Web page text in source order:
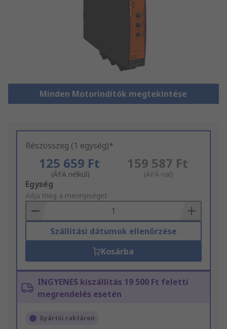
Minden Motorindítók megtekintése
Részösszeg (1 egység)*
125 659 Ft
(ÁFA nélkül)
159 587 Ft
(ÁFÁ-val)
Add
to
Basket
Egység
Adja meg a mennyiséget
Szállítási dátumok ellenőrzése
Kosárba
INGYENES kiszállítás 19 500 Ft feletti
megrendelés esetén
Gyártói raktáron